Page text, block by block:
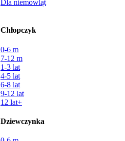
Dla niemowląt
Chłopczyk
0-6 m
7-12 m
1-3 lat
4-5 lat
6-8 lat
9-12 lat
12 lat+
Dziewczynka